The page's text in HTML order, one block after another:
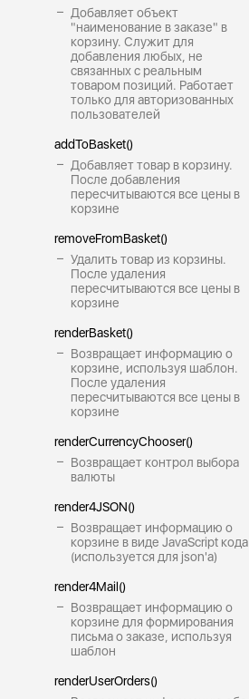
Добавляет объект
"наименование в заказе" в
корзину. Служит для
добавления любых, не
связанных с реальным
товаром позиций. Работает
только для авторизованных
пользователей
addToBasket()
Добавляет товар в корзину.
После добавления
пересчитываются все цены в
корзине
removeFromBasket()
Удалить товар из корзины.
После удаления
пересчитываются все цены в
корзине
renderBasket()
Возвращает информацию о
корзине, используя шаблон.
После удаления
пересчитываются все цены в
корзине
renderCurrencyChooser()
Возвращает контрол выбора
валюты
render4JSON()
Возвращает информацию о
корзине в виде JavaScript кода
(используется для json'a)
render4Mail()
Возвращает информацию о
корзине для формирования
письма о заказе, используя
шаблон
renderUserOrders()